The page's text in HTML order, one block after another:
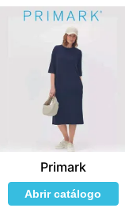
Primark
Abrir catálogo